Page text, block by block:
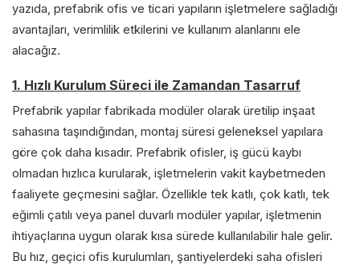
yazıda, prefabrik ofis ve ticari yapıların işletmelere sağladığı
avantajları, verimlilik etkilerini ve kullanım alanlarını ele
alacağız.
1. Hızlı Kurulum Süreci ile Zamandan Tasarruf
Prefabrik yapılar fabrikada modüler olarak üretilip inşaat
sahasına taşındığından, montaj süresi geleneksel yapılara
göre çok daha kısadır. Prefabrik ofisler, iş gücü kaybı
olmadan hızlıca kurularak, işletmelerin vakit kaybetmeden
faaliyete geçmesini sağlar. Özellikle tek katlı, çok katlı, tek
eğimli çatılı veya panel duvarlı modüler yapılar, işletmenin
ihtiyaçlarına uygun olarak kısa sürede kullanılabilir hale gelir.
Bu hız, geçici ofis kurulumları, şantiyelerdeki saha ofisleri